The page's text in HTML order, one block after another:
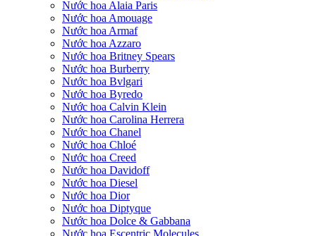
Nước hoa Alaia Paris
Nước hoa Amouage
Nước hoa Armaf
Nước hoa Azzaro
Nước hoa Britney Spears
Nước hoa Burberry
Nước hoa Bvlgari
Nước hoa Byredo
Nước hoa Calvin Klein
Nước hoa Carolina Herrera
Nước hoa Chanel
Nước hoa Chloé
Nước hoa Creed
Nước hoa Davidoff
Nước hoa Diesel
Nước hoa Dior
Nước hoa Diptyque
Nước hoa Dolce & Gabbana
Nước hoa Escentric Molecules